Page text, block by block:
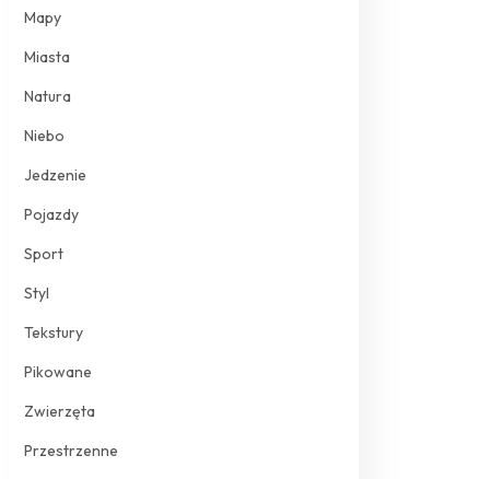
Mapy
Miasta
Natura
Niebo
Jedzenie
Pojazdy
Sport
Styl
Tekstury
Pikowane
Zwierzęta
Przestrzenne